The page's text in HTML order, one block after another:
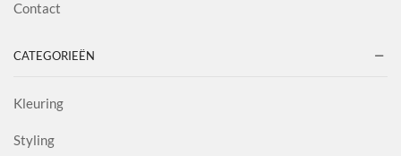
Contact
CATEGORIEËN
Kleuring
Styling